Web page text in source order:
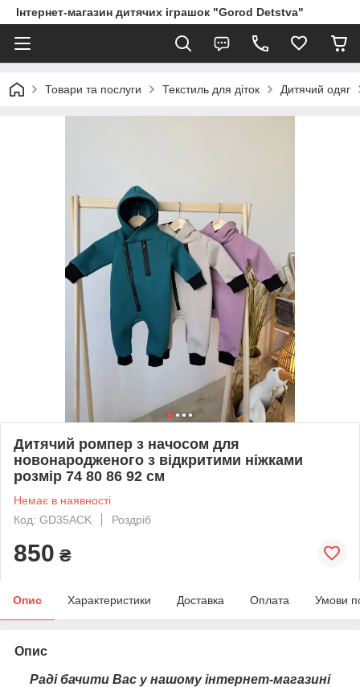
Інтернет-магазин дитячих іграшок "Gorod Detstva"
Товари та послуги Текстиль для діток Дитячий одяг
Дитячий ромпер з начосом для
новонародженого з відкритими ніжками
розмір 74 80 86 92 см
Немає в наявності
Код: GD35ACK
Роздріб
850 ₴
Опис Характеристики Доставка Оплата Умови
Опис
Раді бачити Вас у нашому інтернет-магазині